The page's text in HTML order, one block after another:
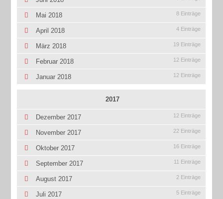
Mai 2018 8 Einträge
April 2018 4 Einträge
März 2018 19 Einträge
Februar 2018 12 Einträge
Januar 2018 12 Einträge
2017
Dezember 2017 12 Einträge
November 2017 22 Einträge
Oktober 2017 16 Einträge
September 2017 11 Einträge
August 2017 2 Einträge
Juli 2017 5 Einträge